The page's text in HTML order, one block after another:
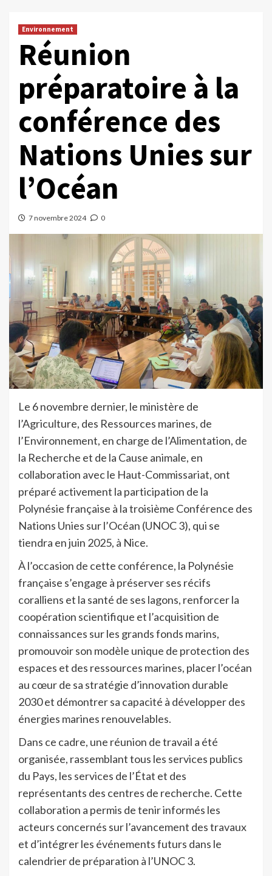
Environnement
Réunion
préparatoire à la
conférence des
Nations Unies sur
l’Océan
7 novembre 2024 0
Le 6 novembre dernier, le ministère de
l’Agriculture, des Ressources marines, de
l’Environnement, en charge de l’Alimentation, de
la Recherche et de la Cause animale, en
collaboration avec le Haut-Commissariat, ont
préparé activement la participation de la
Polynésie française à la troisième Conférence des
Nations Unies sur l’Océan (UNOC 3), qui se
tiendra en juin 2025, à Nice.
À l’occasion de cette conférence, la Polynésie
française s’engage à préserver ses récifs
coralliens et la santé de ses lagons, renforcer la
coopération scientifique et l’acquisition de
connaissances sur les grands fonds marins,
promouvoir son modèle unique de protection des
espaces et des ressources marines, placer l’océan
au cœur de sa stratégie d’innovation durable
2030 et démontrer sa capacité à développer des
énergies marines renouvelables.
Dans ce cadre, une réunion de travail a été
organisée, rassemblant tous les services publics
du Pays, les services de l’État et des
représentants des centres de recherche. Cette
collaboration a permis de tenir informés les
acteurs concernés sur l’avancement des travaux
et d’intégrer les événements futurs dans le
calendrier de préparation à l’UNOC 3.